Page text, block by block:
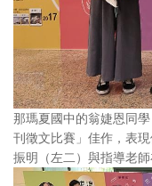
那瑪夏國中的翁婕恩同
刊徵文比賽」佳作，表
振明（左二）與指導老師